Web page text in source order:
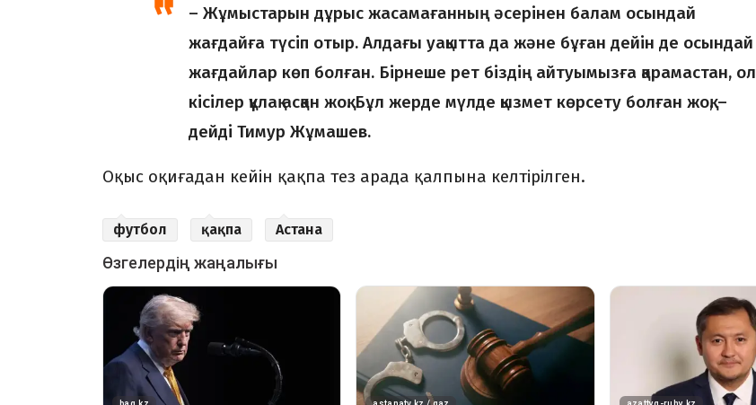
– Жұмыстарын дұрыс жасамағанның әсерінен балам осындай
жағдайға түсіп отыр. Алдағы уақытта да және бұған дейін де осындай
жағдайлар көп болған. Бірнеше рет біздің айтуымызға қарамастан, ол
кісілер құлақ асқан жоқ. Бұл жерде мүлде қызмет көрсету болған жоқ, –
дейді Тимур Жұмашев.
Оқыс оқиғадан кейін қақпа тез арада қалпына келтірілген.
футбол қақпа Астана